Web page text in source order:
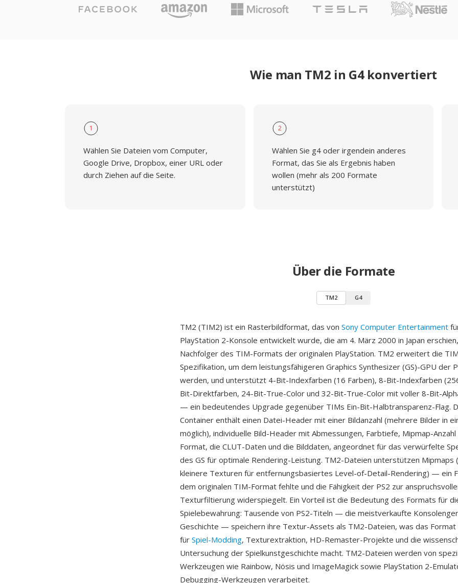
Wie man TM2 in G4 konvertiert
1
Wählen Sie Dateien vom Computer,
Google Drive, Dropbox, einer URL oder
durch Ziehen auf die Seite.
2
Wählen Sie g4 oder irgendein anderes
Format, das Sie als Ergebnis haben
wollen (mehr als 200 Formate
unterstützt)
Über die Formate
TM2 G4
TM2 (TIM2) ist ein Rasterbildformat, das von Sony Computer Entertainment
PlayStation 2-Konsole entwickelt wurde, die am 4. März 2000 in Japan
Nachfolger des TIM-Formats der originalen PlayStation. TM2 erweitert die
Spezifikation, um dem leistungsfähigeren Graphics Synthesizer (GS)-GPU der
werden, und unterstützt 4-Bit-Indexfarben (16 Farben), 8-Bit-Indexfarben
Bit-Direktfarben, 24-Bit-True-Color und 32-Bit-True-Color mit voller 8-Bit-
— ein bedeutendes Upgrade gegenüber TIMs Ein-Bit-Halbtransparenz-Flag.
Container enthält einen Datei-Header mit einer Bildanzahl (mehrere Bilder in
möglich), individuelle Bild-Header mit Abmessungen, Farbtiefe, Mipmap-Anzahl
Format, die CLUT-Daten und die Bilddaten, angeordnet für das verwürfelte
des GS für optimale Rendering-Leistung. TM2-Dateien unterstützen Mipmaps
kleinere Texturen für entfernungsbasiertes Level-of-Detail-Rendering) — ein
dem originalen TIM-Format fehlte und die Fähigkeit der PS2 zur
Texturfiltierung widerspiegelt. Ein Vorteil ist die Bedeutung des Formats für
Spielebewahrung: Tausende von PS2-Titeln — die meistverkaufte
Geschichte — speichern ihre Textur-Assets als TM2-Dateien, was das
für Spiel-Modding, Texturextraktion, HD-Remaster-Projekte und die
Untersuchung der Spielkunstgeschichte macht. TM2-Dateien werden von
Werkzeugen wie Rainbow, Nösis und ImageMagick sowie PlayStation 2-
Debugging-Werkzeugen verarbeitet.